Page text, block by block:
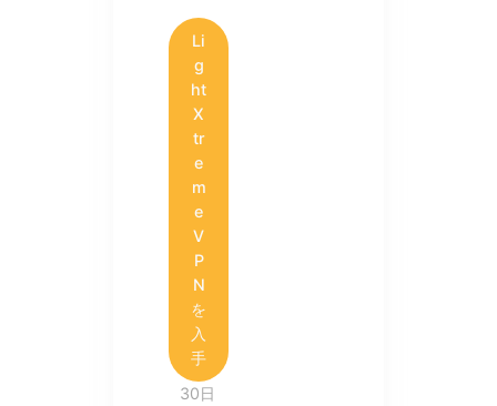
Li
g
ht
X
tr
e
m
e
V
P
N
を
入
手
30日